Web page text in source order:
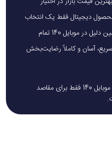
دیجیتال فقط یک انتخاب
نیست، بلکه یک تجربه است! به همین دلیل در موبایل 140 تمام
سریع، آسان و کاملاً رضایت‌بخش
استفاده از مطالب فروشگاه اینترنتی موبایل 140 فقط برای مقاصد